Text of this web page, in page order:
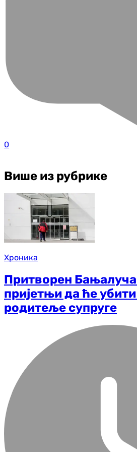
0
Више из рубрике
Хроника
Притворен
пријетњи да ће убити
родитеље супруге